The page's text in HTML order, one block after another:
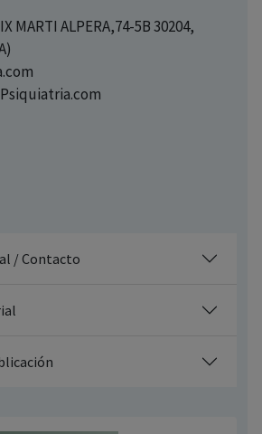
MARTI ALPERA,74-5B 30204,
/ Contacto